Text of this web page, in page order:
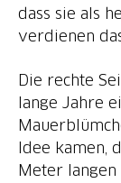
dass sie als
verdienen
Die rechte
lange Jahre
Idee kamen,
Meter langen